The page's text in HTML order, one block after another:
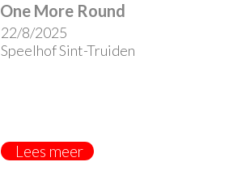
One More Round
22/8/2025
Speelhof Sint-Truiden
Lees meer